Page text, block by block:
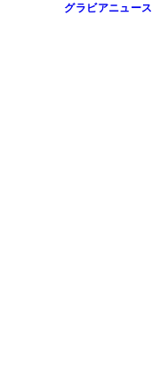
グラビアニュース